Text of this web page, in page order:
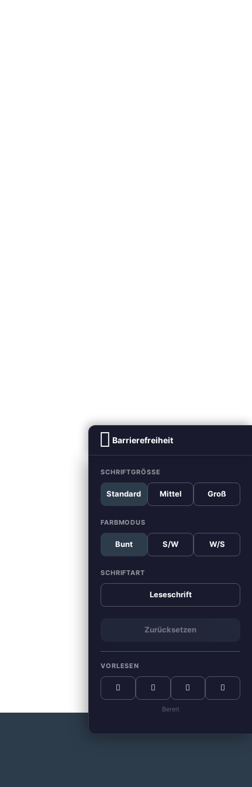
Barrierefreiheit
SCHRIFTGRÖSSE
Standard Mittel Groß
FARBMODUS
Bunt S/W W/S
SCHRIFTART
Leseschrift
Zurücksetzen
VORLESEN
Bereit